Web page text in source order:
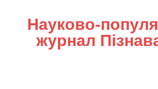
Науково-
журнал